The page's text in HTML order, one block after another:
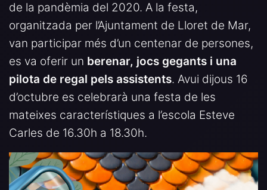
de la pandèmia del 2020. A la festa,
organitzada per l’Ajuntament de Lloret de Mar,
van participar més d’un centenar de persones,
es va oferir un berenar, jocs gegants i una
pilota de regal pels assistents. Avui dijous 16
d’octubre es celebrarà una festa de les
mateixes característiques a l’escola Esteve
Carles de 16.30h a 18.30h.